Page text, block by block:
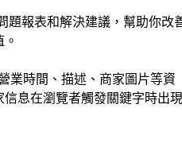
題報表和解決建議，幫助你改
業時間、描述、商家圖片等資
息在瀏覽者觸發關鍵字時出現